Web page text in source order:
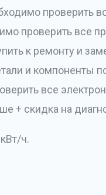
проверить
проверить все
к ремонту и
и компоненты
все
+ скидка на
ч.